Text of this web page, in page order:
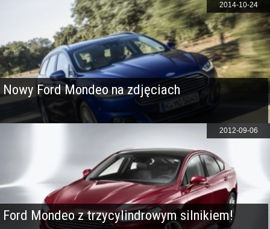
Nowy Ford Mondeo na zdjęciach
2014-10-24
Ford Mondeo z trzycylindrowym silnikiem!
2012-09-06